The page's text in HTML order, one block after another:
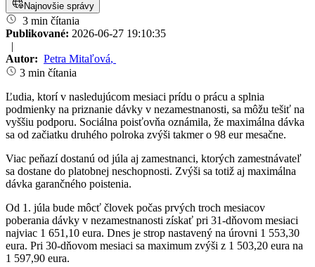
Najnovšie správy
3 min čítania
Publikované: 2026-06-27 19:10:35
|
Autor: Petra Mitaľová,
3 min čítania
Ľudia, ktorí v nasledujúcom mesiaci prídu o prácu a splnia
podmienky na priznanie dávky v nezamestnanosti, sa môžu tešiť na
vyššiu podporu. Sociálna poisťovňa oznámila, že maximálna dávka
sa od začiatku druhého polroka zvýši takmer o 98 eur mesačne.
Viac peňazí dostanú od júla aj zamestnanci, ktorých zamestnávateľ
sa dostane do platobnej neschopnosti. Zvýši sa totiž aj maximálna
dávka garančného poistenia.
Od 1. júla bude môcť človek počas prvých troch mesiacov
poberania dávky v nezamestnanosti získať pri 31-dňovom mesiaci
najviac 1 651,10 eura. Dnes je strop nastavený na úrovni 1 553,30
eura. Pri 30-dňovom mesiaci sa maximum zvýši z 1 503,20 eura na
1 597,90 eura.